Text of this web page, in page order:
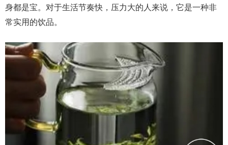
身都是宝。对于生活节奏快，压力大的人来说，它是一种非
常实用的饮品。